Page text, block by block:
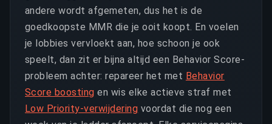
andere wordt afgemeten, dus het is de
goedkoopste MMR die je ooit koopt. En voelen
je lobbies vervloekt aan, hoe schoon je ook
speelt, dan zit er bijna altijd een Behavior Score-
probleem achter: repareer het met Behavior
Score boosting en wis elke actieve straf met
Low Priority-verwijdering voordat die nog een